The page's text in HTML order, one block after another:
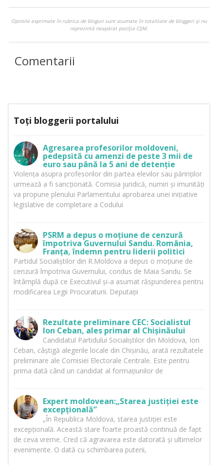
Opiniile exprimate în rubrica de bloguri sunt asumate în totalitate de bloggeri şi nu
reprezintă neapărat poziţia CIJM.
Comentarii
Toți bloggerii portalului
Agresarea profesorilor moldoveni,
pedepsită cu amenzi de peste 3 mii de
euro sau până la 5 ani de detenție
Violența asupra profesorilor din partea elevilor sau părinților
urmează a fi sancționată. Comisia juridică, numiri și imunități
va propune plenului Parlamentului aprobarea unei inițiative
legislative de completare a Codului
PSRM a depus o moțiune de cenzură
împotriva Guvernului Sandu. România,
Franța, îndemn pentru liderii politici
Partidul Socialiștilor din R.Moldova a depus o moțiune de
cenzură împotriva Guvernului, condus de Maia Sandu. Se
întâmplă după ce Executivul și-a asumat răspunderea pentru
modificarea Legii Procuraturii. Deputații
Rezultate preliminare CEC: Socialistul
Ion Ceban, ales primar al Chișinăului
Candidatul Partidului Socialiștilor din Moldova, Ion
Ceban, câștigă alegerile locale din Chișinău, arată rezultatele
preliminare ale Comisiei Electorale Centrale. Este pentru
prima dată când un candidat al formațiunilor de
Expert moldovean:„Starea justiției este
excepțională”
„În Republica Moldova, starea justiției este
excepțională. Această stare foarte proastă continuă de fapt
de ceva vreme. Cred că agravarea este datorată și ultimelor
evenimente. O dată cu schimbarea puterii,